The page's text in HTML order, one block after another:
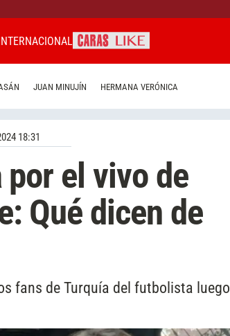
JUAN MINUJÍN HERMANA VERÓNICA
18:31
por el vivo de
Qué dicen de
fans de Turquía del futbolista luego